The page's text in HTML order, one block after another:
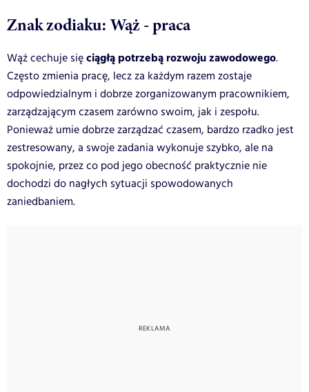
Znak zodiaku: Wąż - praca
Wąż cechuje sięciągłą potrzebą rozwoju zawodowego.
Często zmienia pracę, lecz za każdym razem zostaje
odpowiedzialnym i dobrze zorganizowanym pracownikiem,
zarządzającym czasem zarówno swoim, jak i zespołu.
Ponieważ umie dobrze zarządzać czasem, bardzo rzadko jest
zestresowany, a swoje zadania wykonuje szybko, ale na
spokojnie, przez co pod jego obecność praktycznie nie
dochodzi do nagłych sytuacji spowodowanych
zaniedbaniem.